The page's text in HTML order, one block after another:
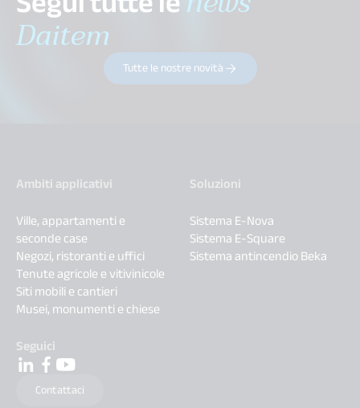
Daitem
Tutte le nostre novità
Ambiti applicativi
Ville, appartamenti e
seconde case
Negozi, ristoranti e uffici
Tenute agricole e vitivinicole
Siti mobili e cantieri
Musei, monumenti e chiese
Soluzioni
Sistema E-Nova
Sistema E-Square
Sistema antincendio Beka
Seguici
Contattaci